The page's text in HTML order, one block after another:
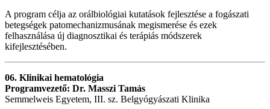
A program célja az orálbiológiai kutatások fejlesztése a fogászati
betegségek patomechanizmusának megismerése és ezek
felhasználása új diagnosztikai és terápiás módszerek
kifejlesztésében.
06. Klinikai hematológia
Programvezető: Dr. Masszi Tamás
Semmelweis Egyetem, III. sz. Belgyógyászati Klinika